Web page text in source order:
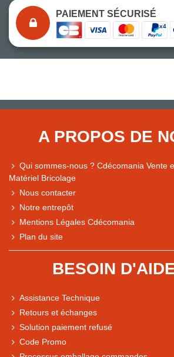
PAIEMENT SÉCURISÉ
A PROPOS DE
Qui sommes-nous ? Cdécomania Vente
Matériel Bricolage
Nous contacter
Notre entrepôt
Mentions Légales Cdécomania
Plan du site
BESOIN
Assistance Technique
Retours et échanges
Solution paiement refusé
Code Promo